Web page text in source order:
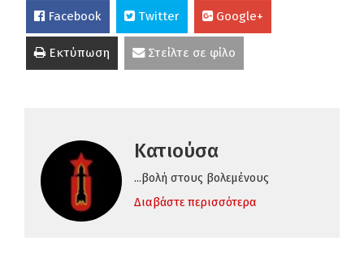
Facebook Twitter Google+
Εκτύπωση Στείλτε σε φίλο
Κατιούσα
...βολή στους βολεμένους
Διαβάστε περισσότερα